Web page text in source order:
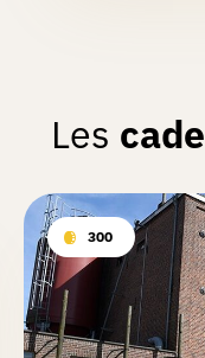
Les
300